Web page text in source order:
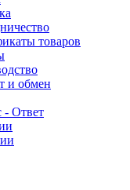
товаров
и обмен
- Ответ